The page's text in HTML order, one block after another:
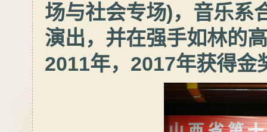
场与社会专场)，音乐系
演出，并在强手如林的
2011年，2017年获得金